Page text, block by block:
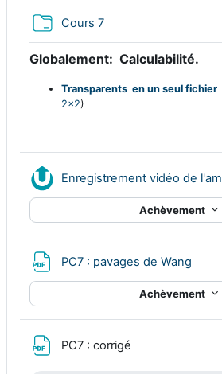
Cours 7Dossier
Globalement: Calculabilité.
Transparents en un seul fichier
2x2)
Enregistrement vidéo de
Achèvement
PC7 : pavages de Wang
Achèvement
PC7 : corrigé